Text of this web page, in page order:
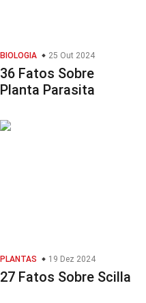
BIOLOGIA 25 Out 2024
36 Fatos Sobre
Planta Parasita
PLANTAS 19 Dez 2024
27 Fatos Sobre Scilla